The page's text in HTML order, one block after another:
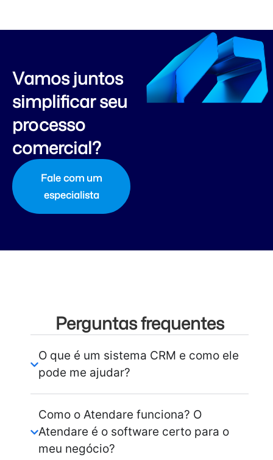
Vamos juntos
simplificar seu
processo
comercial?
Fale com um
especialista
Perguntas frequentes
O que é um sistema CRM e como ele
pode me ajudar?
Como o Atendare funciona? O
Atendare é o software certo para o
meu negócio?